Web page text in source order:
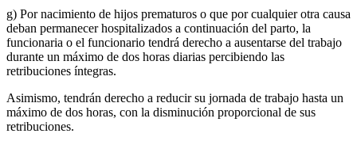
g) Por nacimiento de hijos prematuros o que por cualquier otra causa
deban permanecer hospitalizados a continuación del parto, la
funcionaria o el funcionario tendrá derecho a ausentarse del trabajo
durante un máximo de dos horas diarias percibiendo las
retribuciones íntegras.
Asimismo, tendrán derecho a reducir su jornada de trabajo hasta un
máximo de dos horas, con la disminución proporcional de sus
retribuciones.